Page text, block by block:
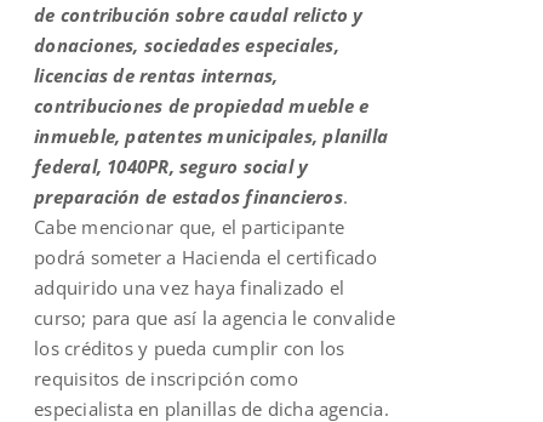
de contribución sobre caudal relicto y
donaciones, sociedades especiales,
licencias de rentas internas,
contribuciones de propiedad mueble e
inmueble, patentes municipales, planilla
federal, 1040PR, seguro social y
preparación de estados financieros.
Cabe mencionar que, el participante
podrá someter a Hacienda el certificado
adquirido una vez haya finalizado el
curso; para que así la agencia le convalide
los créditos y pueda cumplir con los
requisitos de inscripción como
especialista en planillas de dicha agencia.